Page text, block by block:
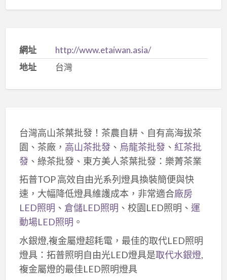
網址
http://www.etaiwan.asia/
地址
台灣
台灣高山茶葉批發！茶農自耕、自有高海拔茶
園、茶廠， 高山茶批發、 烏龍茶批發、 紅茶批
發、綠茶批發、東方美人茶葉批發：樂菁茶業
拓普TOP 高效自由光系列燈具換裝簡便與快
速，大幅降低燈具維護成本，非常適合廠房
LED照明 、 倉儲LED照明 、校園LED照明、 運
動場LED照明 。
水銀燈,複金屬燈超耗電，最佳的取代LED照明
燈具：拓普照明自由光LED燈具是取代水銀燈,
複金屬燈的最佳LED照明燈具